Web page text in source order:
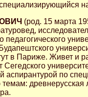
(род. 15 марта
в Париже. Живет и
по
древнерусская